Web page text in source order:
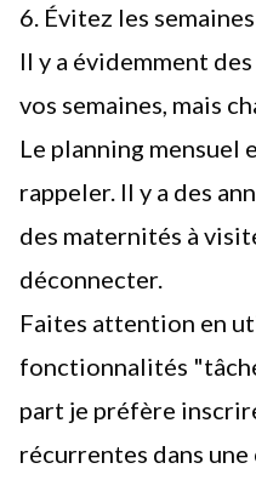
6. Évitez les
Il y a évidemment
vos semaines, mais
Le planning mensuel
rappeler. Il y a des
des maternités à
déconnecter.
Faites attention en
fonctionnalités
part je préfère
récurrentes dans